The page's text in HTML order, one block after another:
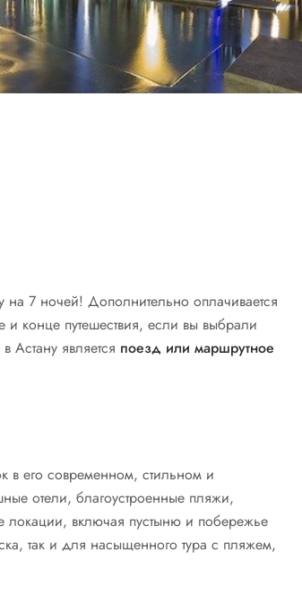
на 7 ночей! Дополнительно оплачивается
конце путешествия, если вы выбрали
Астану является поезд или маршрутное
в его современном, стильном и
отели, благоустроенные пляжи,
локации, включая пустыню и побережье
так и для насыщенного тура с пляжем,